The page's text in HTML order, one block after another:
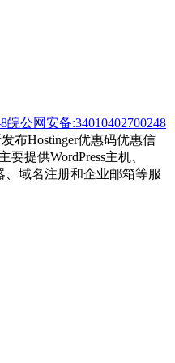
皖公网安备:34010402700248
布Hostinger优惠码优惠信
提供WordPress主机、
、域名注册和企业邮箱等服